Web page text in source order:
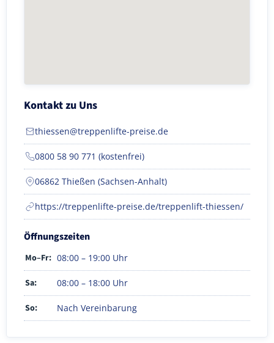
Kontakt zu Uns
thiessen@treppenlifte-preise.de
0800 58 90 771 (kostenfrei)
06862 Thießen (Sachsen-Anhalt)
https://treppenlifte-preise.de/treppenlift-thiessen/
Öffnungszeiten
Mo–Fr: 08:00 – 19:00 Uhr
Sa: 08:00 – 18:00 Uhr
So: Nach Vereinbarung